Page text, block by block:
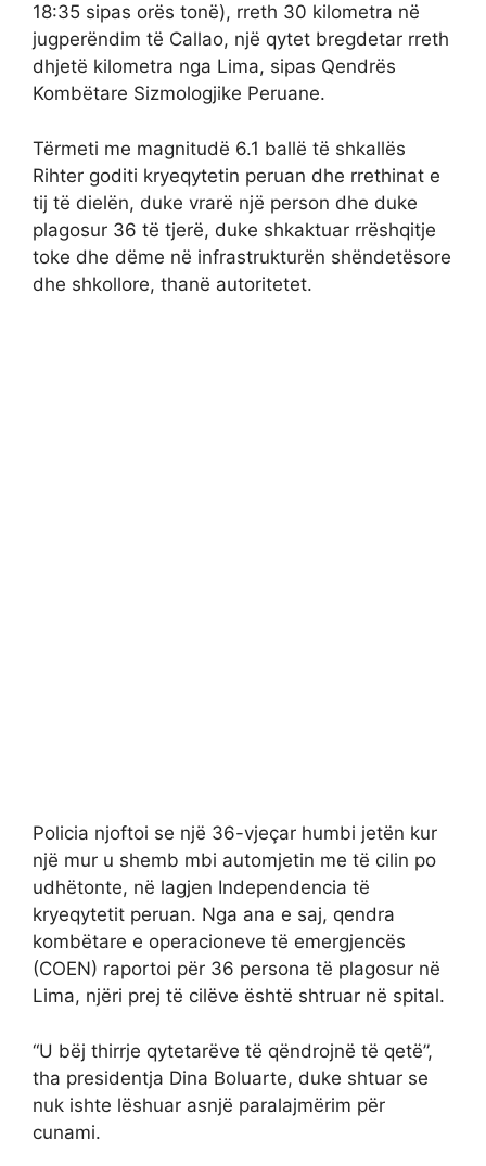
18:35 sipas orës tonë), rreth 30 kilometra në
jugperëndim të Callao, një qytet bregdetar rreth
dhjetë kilometra nga Lima, sipas Qendrës
Kombëtare Sizmologjike Peruane.
Tërmeti me magnitudë 6.1 ballë të shkallës
Rihter goditi kryeqytetin peruan dhe rrethinat e
tij të dielën, duke vrarë një person dhe duke
plagosur 36 të tjerë, duke shkaktuar rrëshqitje
toke dhe dëme në infrastrukturën shëndetësore
dhe shkollore, thanë autoritetet.
Policia njoftoi se një 36-vjeçar humbi jetën kur
një mur u shemb mbi automjetin me të cilin po
udhëtonte, në lagjen Independencia të
kryeqytetit peruan. Nga ana e saj, qendra
kombëtare e operacioneve të emergjencës
(COEN) raportoi për 36 persona të plagosur në
Lima, njëri prej të cilëve është shtruar në spital.
“U bëj thirrje qytetarëve të qëndrojnë të qetë”,
tha presidentja Dina Boluarte, duke shtuar se
nuk ishte lëshuar asnjë paralajmërim për
cunami.